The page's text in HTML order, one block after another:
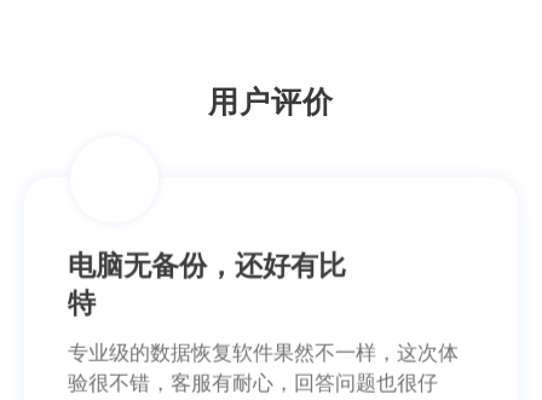
用户评价
电脑无备份，还好有比
特
专业级的数据恢复软件果然不一样，这次体
验很不错，客服有耐心，回答问题也很仔